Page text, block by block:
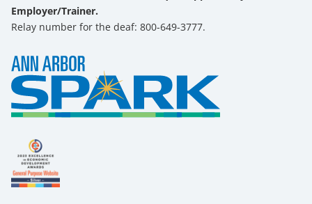
Employer/Trainer.
Relay number for the deaf: 800-649-3777.